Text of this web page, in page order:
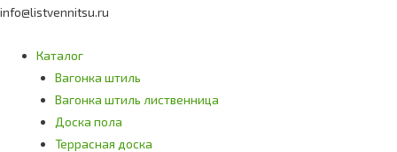
info@listvennitsu.ru
Каталог
Вагонка штиль
Вагонка штиль лиственница
Доска пола
Террасная доска